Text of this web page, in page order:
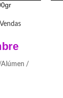
Alúmen /